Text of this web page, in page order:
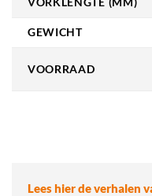
GEWICHT
VOORRAAD
Lees hier de verhalen